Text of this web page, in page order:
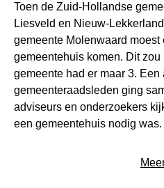
Toen de Zuid-Hollandse
Liesveld en Nieuw-
gemeente Molenwaard moest
gemeentehuis komen. Dit
gemeente had er maar 3. Een
gemeenteraadsleden ging
adviseurs en onderzoekers
een gemeentehuis nodig was.